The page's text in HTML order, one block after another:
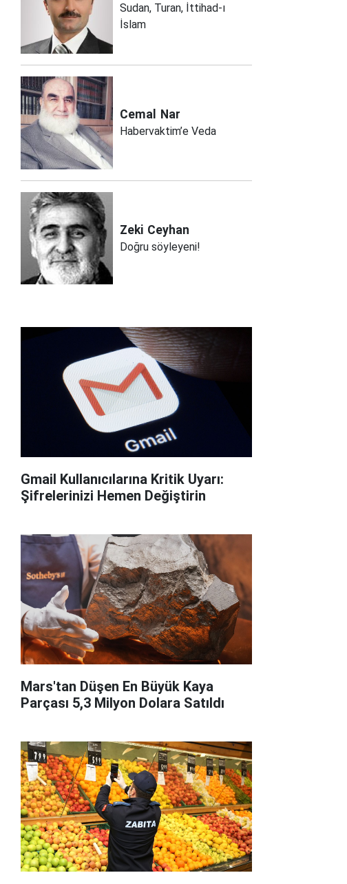
Sudan, Turan, İttihad-ı
İslam
Cemal Nar
Habervaktim’e Veda
Zeki Ceyhan
Doğru söyleyeni!
Gmail Kullanıcılarına Kritik Uyarı:
Şifrelerinizi Hemen Değiştirin
Mars'tan Düşen En Büyük Kaya
Parçası 5,3 Milyon Dolara Satıldı